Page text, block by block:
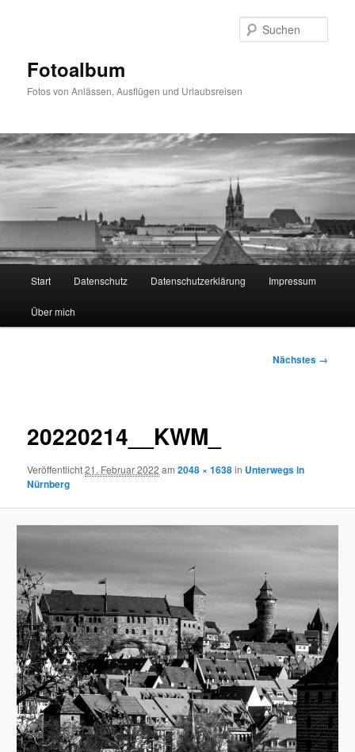
Fotoalbum
Fotos von Anlässen, Ausflügen und Urlaubsreisen
Start Datenschutz Datenschutzerklärung Impressum
Über mich
Nächstes →
20220214__KWM_
Veröffentlicht21. Februar 2022 am2048 × 1638in Unterwegs in
Nürnberg